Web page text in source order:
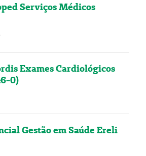
Serviços Médicos
Exames Cardiológicos
0)
Gestão em Saúde Ereli